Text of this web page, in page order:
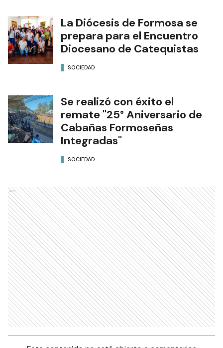
La Diócesis de Formosa se
prepara para el Encuentro
Diocesano de Catequistas
SOCIEDAD
Se realizó con éxito el
remate "25° Aniversario de
Cabañas Formoseñas
Integradas"
SOCIEDAD
Ads